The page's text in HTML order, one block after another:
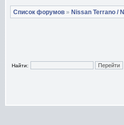
Список форумов » Nissan Terrano /
Найти: